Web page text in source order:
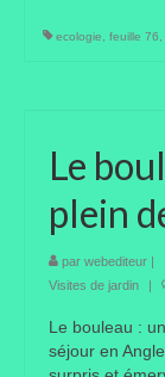
Portes
Flore et
ecologie feuille 76
Le
plein
par webediteur |
Visites de jardin
|
Le bouleau :
séjour en